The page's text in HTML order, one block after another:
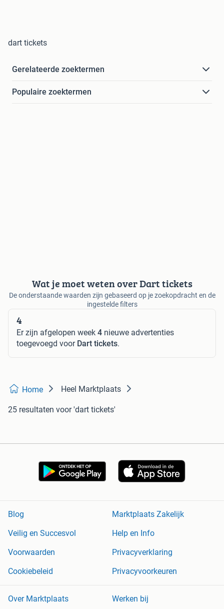
dart tickets
Gerelateerde zoektermen
Populaire zoektermen
Wat je moet weten over Dart tickets
De onderstaande waarden zijn gebaseerd op je zoekopdracht en de
ingestelde filters
4
Er zijn afgelopen week 4 nieuwe advertenties
toegevoegd voor Dart tickets.
Home Heel Marktplaats
25 resultaten voor 'dart tickets'
Blog
Marktplaats Zakelijk
Veilig en Succesvol
Help en Info
Voorwaarden
Privacyverklaring
Cookiebeleid
Privacyvoorkeuren
Over Marktplaats Werken bij